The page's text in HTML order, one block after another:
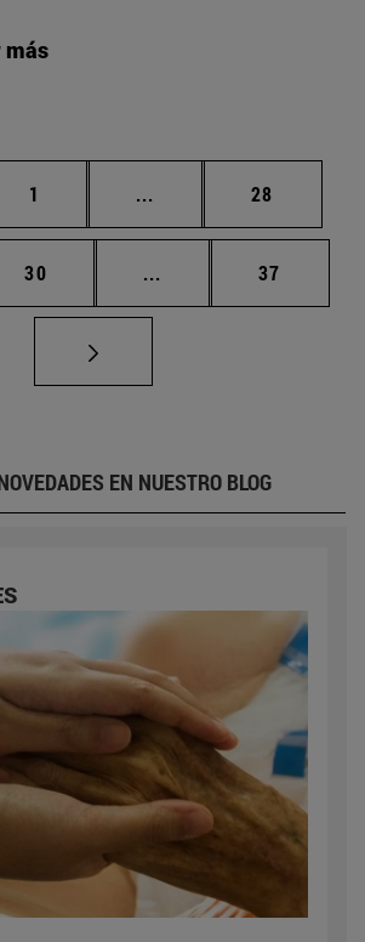
más
Página
1 ... Páginas intermedias
Página
28
Página
30 ... Páginas intermedias
Página
37
EN NUESTRO BLOG